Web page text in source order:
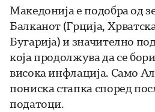
Македонија е подобра од
Балканот (Грција,
Бугарија) и значително
која продолжува да се
висока инфлација. Само
пониска стапка според
податоци.